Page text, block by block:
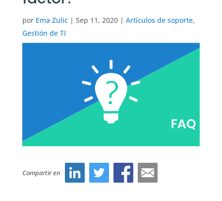
por Ema Zulic| Sep 11, 2020| Artículos de soporte,
Gestión de TI
Compartir en